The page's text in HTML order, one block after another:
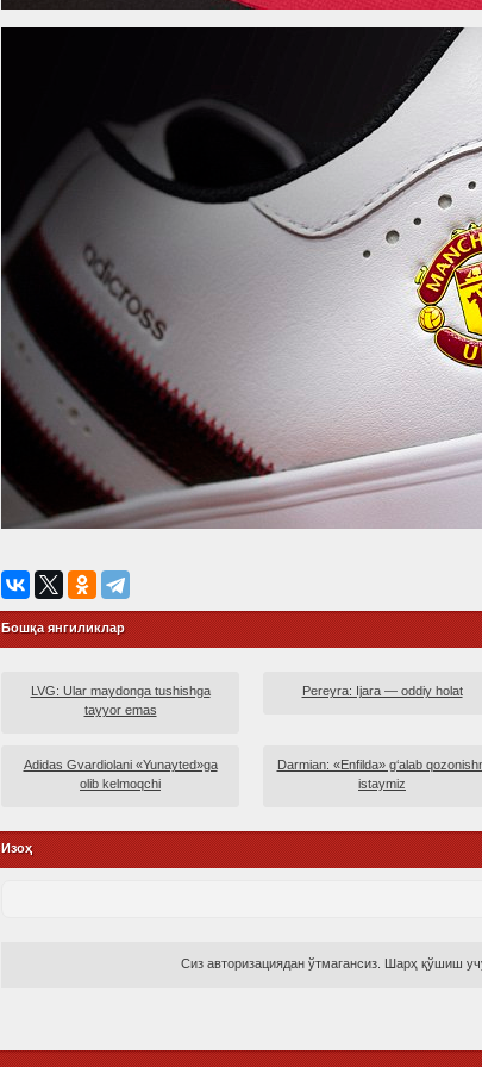
Бошқа янгиликлар
LVG: Ular maydonga tushishga
tayyor emas
Pereyra: Ijara — oddiy holat
Adidas Gvardiolani «Yunayted»ga
olib kelmoqchi
Darmian: «Enfilda» g‘alab
istaymiz
Изоҳ
Сиз авторизациядан ўтмагансиз. Шарҳ қўшиш